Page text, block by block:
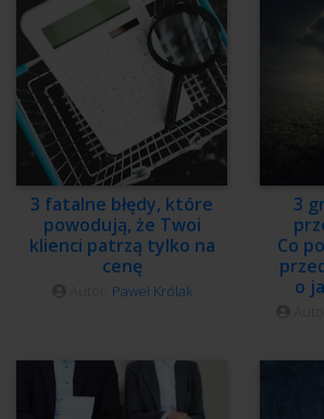
3 fatalne błędy, które
powodują, że Twoi
klienci patrzą tylko na
cenę
Paweł Królak
3
Co
o